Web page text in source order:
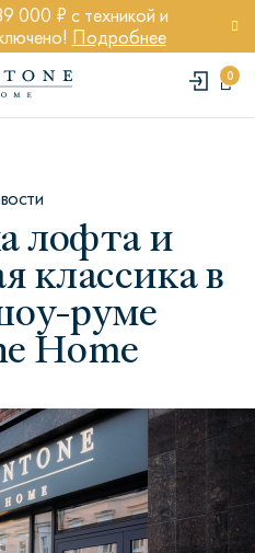
000 ₽ с техникой и
Подробнее
0
лофта и
классика в
руме
Home